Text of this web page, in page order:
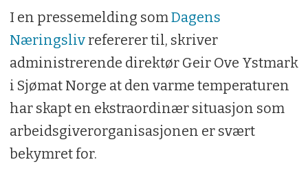
I en pressemelding somDagens
Næringslivrefererer til, skriver
administrerende direktør Geir Ove Ystmark
i Sjømat Norge at den varme temperaturen
har skapt en ekstraordinær situasjon som
arbeidsgiverorganisasjonen er svært
bekymret for.